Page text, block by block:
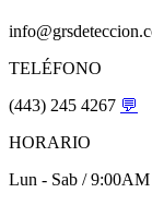
TELÉFONO
(443) 245 4267 💬
HORARIO
Lun - Sab /